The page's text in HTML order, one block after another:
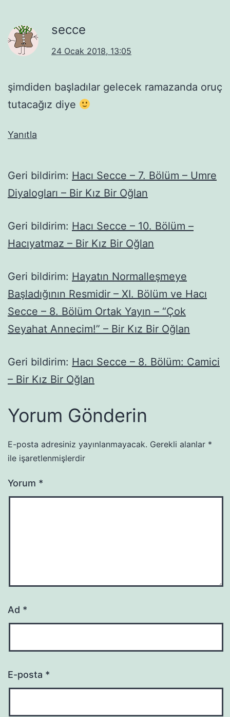
secce
24 Ocak 2018, 13:05
şimdiden başladılar gelecek ramazanda oruç
tutacağız diye
Yanıtla
Geri bildirim: Hacı Secce – 7. Bölüm – Umre
Diyalogları – Bir Kız Bir Oğlan
Geri bildirim: Hacı Secce – 10. Bölüm –
Hacıyatmaz – Bir Kız Bir Oğlan
Geri bildirim: Hayatın Normalleşmeye
Başladığının Resmidir – XI. Bölüm ve Hacı
Secce – 8. Bölüm Ortak Yayın – “Çok
Seyahat Annecim!” – Bir Kız Bir Oğlan
Geri bildirim: Hacı Secce – 8. Bölüm: Camici
– Bir Kız Bir Oğlan
Yorum Gönderin
E-posta adresiniz yayınlanmayacak. Gerekli alanlar *
ile işaretlenmişlerdir
Yorum *
Ad *
E-posta *